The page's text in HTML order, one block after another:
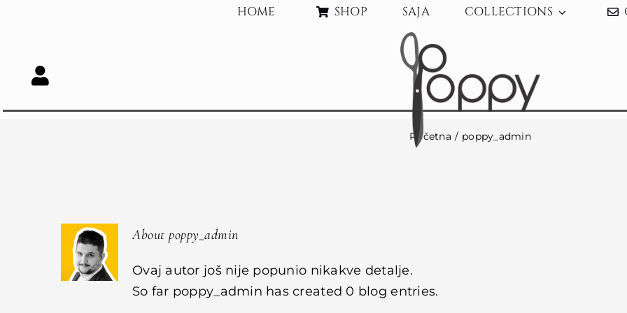
HOME SHOP SAJA COLLECTIONS
Početna poppy_admin
About poppy_admin
Ovaj autor još nije popunio nikakve detalje.
So far poppy_admin has created 0 blog entries.